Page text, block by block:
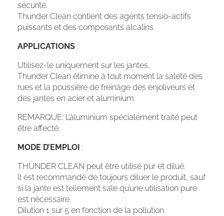
sécurité.
Thunder Clean contient des agents tensio-actifs
puissants et des composants alcalins.
APPLICATIONS :
Utilisez-le uniquement sur les jantes.
Thunder Clean élimine à tout moment la saleté des
rues et la poussière de freinage des enjoliveurs et
des jantes en acier et aluminium.
REMARQUE: L’aluminium spécialement traité peut
être affecté.
MODE D’EMPLOI :
THUNDER CLEAN peut être utilisé pur et dilué.
Il est recommandé de toujours diluer le produit, sauf
si la jante est tellement sale qu’une utilisation pure
est nécessaire.
Dilution 1 sur 5 en fonction de la pollution.